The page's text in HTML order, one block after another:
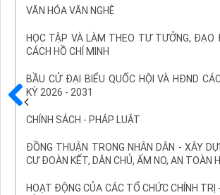
VĂN HÓA VĂN NGHỆ
HỌC TẬP VÀ LÀM THEO TƯ TƯỞNG, ĐẠO
CÁCH HỒ CHÍ MINH
BẦU CỬ ĐẠI BIỂU QUỐC HỘI VÀ HĐND
KỲ 2026 - 2031
CHÍNH SÁCH - PHÁP LUẬT
ĐỒNG THUẬN TRONG NHÂN DÂN - XÂY
CƯ ĐOÀN KẾT, DÂN CHỦ, ẤM NO, AN TOÀN
HOẠT ĐỘNG CỦA CÁC TỔ CHỨC CHÍNH TRỊ
Trước